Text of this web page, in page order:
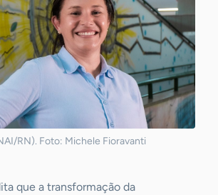
RN). Foto: Michele Fioravanti
que a transformação da